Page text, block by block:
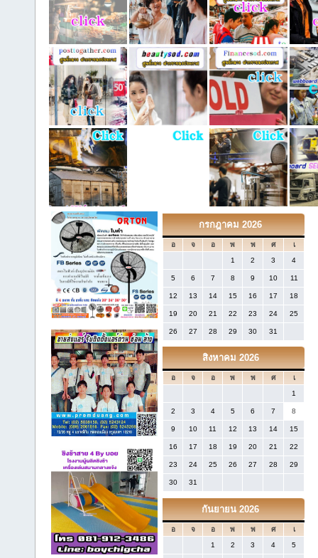
กรกฎาคม 2026
อ จ อ พ พ ศ
เ
1
2 3 4
5 6 7 8 9 10 11
12 13 14 15 16 17 18
19 20 21 22 23 24 25
26 27 28 29 30 31
สิงหาคม 2026
อ จ อ พ พ ศ
เ
1
2 3 4 5 6 7 8
9 10 11 12 13 14 15
16 17 18 19 20 21 22
23 24 25 26 27 28 29
30 31
กันยายน 2026
อ จ อ พ พ ศ
เ
1
2 3 4 5